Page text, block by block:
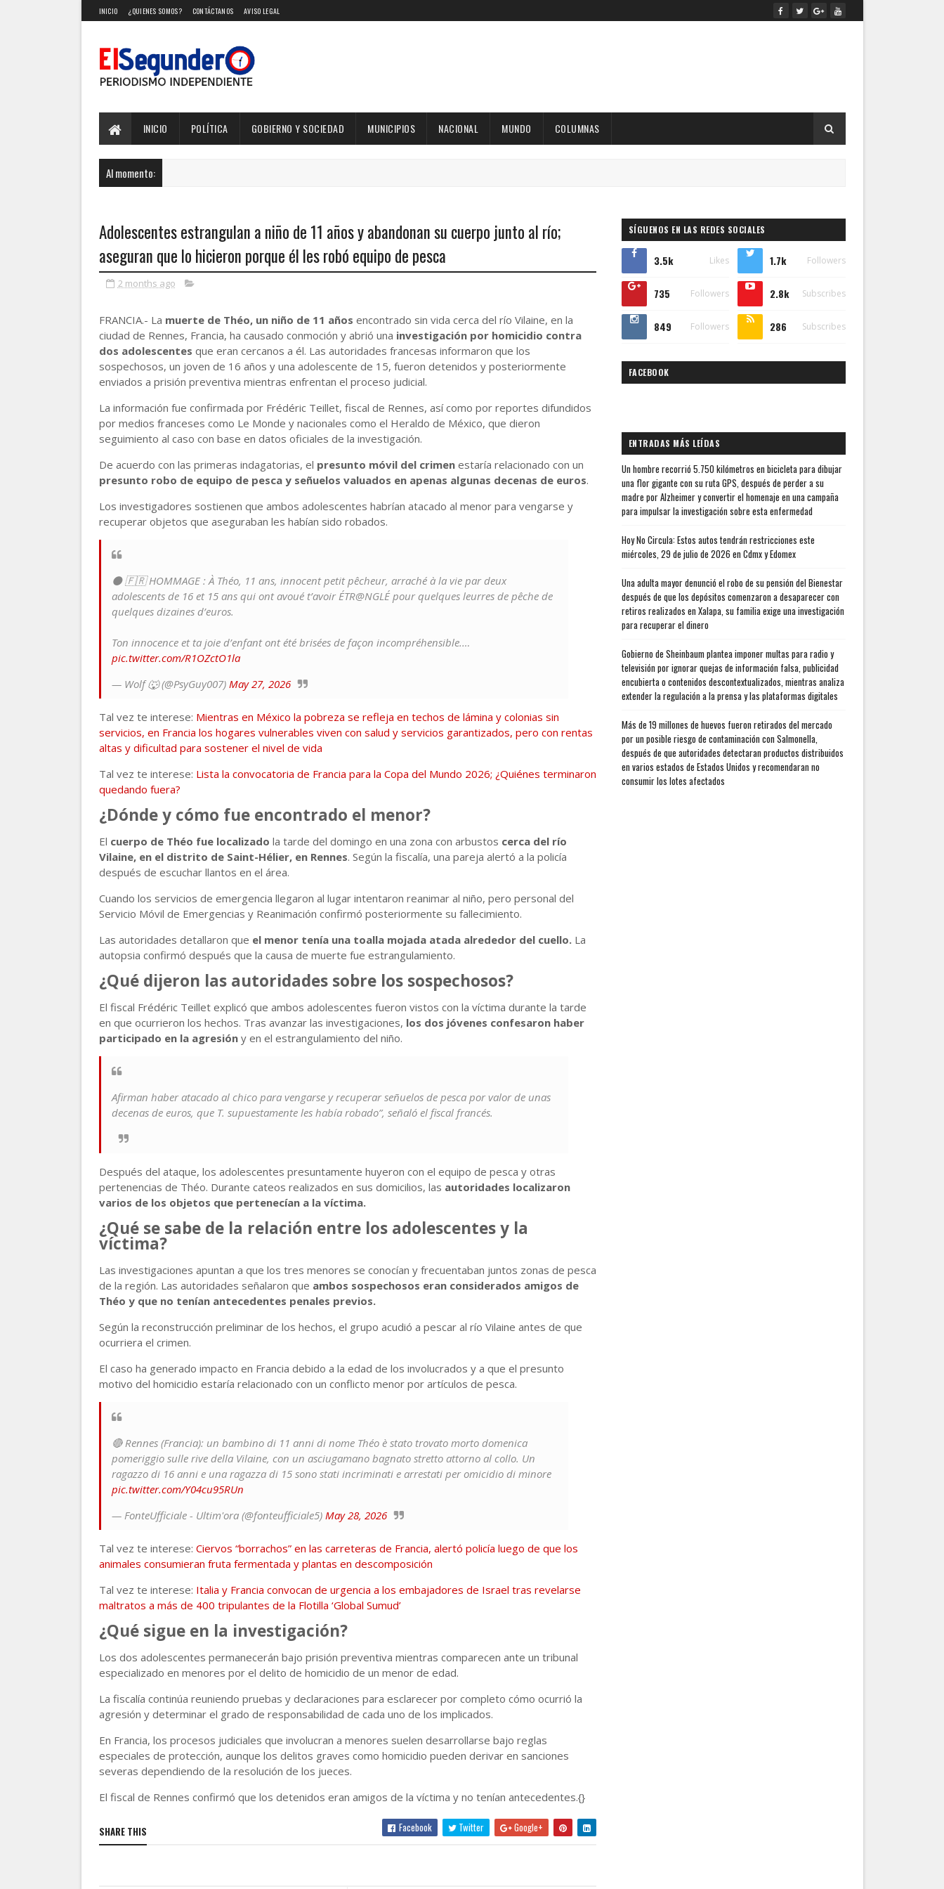
INICIO ¿QUIENES SOMOS? CONTÁCTANOS AVISO LEGAL
INICIO POLÍTICA GOBIERNO Y SOCIEDAD MUNICIPIOS NACIONAL MUNDO COLUMNAS
Al momento:
Adolescentes estrangulan a niño de 11 años y abandonan su cuerpo junto al río;
aseguran que lo hicieron porque él les robó equipo de pesca
2 months ago
FRANCIA.- La muerte de Théo, un niño de 11 años encontrado sin vida cerca del río Vilaine, en la
ciudad de Rennes, Francia, ha causado conmoción y abrió una investigación por homicidio contra
dos adolescentes que eran cercanos a él. Las autoridades francesas informaron que los
sospechosos, un joven de 16 años y una adolescente de 15, fueron detenidos y posteriormente
enviados a prisión preventiva mientras enfrentan el proceso judicial.
La información fue confirmada por Frédéric Teillet, fiscal de Rennes, así como por reportes difundidos
por medios franceses como Le Monde y nacionales como el Heraldo de México, que dieron
seguimiento al caso con base en datos oficiales de la investigación.
De acuerdo con las primeras indagatorias, el presunto móvil del crimen estaría relacionado con un
presunto robo de equipo de pesca y señuelos valuados en apenas algunas decenas de euros.
Los investigadores sostienen que ambos adolescentes habrían atacado al menor para vengarse y
recuperar objetos que aseguraban les habían sido robados.
⚫️ 🇫🇷 HOMMAGE : À Théo, 11 ans, innocent petit pêcheur, arraché à la vie par deux
adolescents de 16 et 15 ans qui ont avoué t’avoir ÉTR@NGLÉ pour quelques leurres de pêche de
quelques dizaines d’euros.
Ton innocence et ta joie d’enfant ont été brisées de façon incompréhensible.…
pic.twitter.com/R1OZctO1la
— Wolf 🐺 (@PsyGuy007) May 27, 2026
Tal vez te interese: Mientras en México la pobreza se refleja en techos de lámina y colonias sin
servicios, en Francia los hogares vulnerables viven con salud y servicios garantizados, pero con rentas
altas y dificultad para sostener el nivel de vida
Tal vez te interese: Lista la convocatoria de Francia para la Copa del Mundo 2026; ¿Quiénes terminaron
quedando fuera?
¿Dónde y cómo fue encontrado el menor?
El cuerpo de Théo fue localizado la tarde del domingo en una zona con arbustos cerca del río
Vilaine, en el distrito de Saint-Hélier, en Rennes. Según la fiscalía, una pareja alertó a la policía
después de escuchar llantos en el área.
Cuando los servicios de emergencia llegaron al lugar intentaron reanimar al niño, pero personal del
Servicio Móvil de Emergencias y Reanimación confirmó posteriormente su fallecimiento.
Las autoridades detallaron que el menor tenía una toalla mojada atada alrededor del cuello. La
autopsia confirmó después que la causa de muerte fue estrangulamiento.
¿Qué dijeron las autoridades sobre los sospechosos?
El fiscal Frédéric Teillet explicó que ambos adolescentes fueron vistos con la víctima durante la tarde
en que ocurrieron los hechos. Tras avanzar las investigaciones, los dos jóvenes confesaron haber
participado en la agresión y en el estrangulamiento del niño.
Afirman haber atacado al chico para vengarse y recuperar señuelos de pesca por valor de unas
decenas de euros, que T. supuestamente les había robado”, señaló el fiscal francés.
Después del ataque, los adolescentes presuntamente huyeron con el equipo de pesca y otras
pertenencias de Théo. Durante cateos realizados en sus domicilios, las autoridades localizaron
varios de los objetos que pertenecían a la víctima.
¿Qué se sabe de la relación entre los adolescentes y la
víctima?
Las investigaciones apuntan a que los tres menores se conocían y frecuentaban juntos zonas de pesca
de la región. Las autoridades señalaron que ambos sospechosos eran considerados amigos de
Théo y que no tenían antecedentes penales previos.
Según la reconstrucción preliminar de los hechos, el grupo acudió a pescar al río Vilaine antes de que
ocurriera el crimen.
El caso ha generado impacto en Francia debido a la edad de los involucrados y a que el presunto
motivo del homicidio estaría relacionado con un conflicto menor por artículos de pesca.
🔴 Rennes (Francia): un bambino di 11 anni di nome Théo è stato trovato morto domenica
pomeriggio sulle rive della Vilaine, con un asciugamano bagnato stretto attorno al collo. Un
ragazzo di 16 anni e una ragazza di 15 sono stati incriminati e arrestati per omicidio di minore
pic.twitter.com/Y04cu95RUn
— FonteUfficiale - Ultim'ora (@fonteufficiale5) May 28, 2026
Tal vez te interese: Ciervos “borrachos” en las carreteras de Francia, alertó policía luego de que los
animales consumieran fruta fermentada y plantas en descomposición
Tal vez te interese: Italia y Francia convocan de urgencia a los embajadores de Israel tras revelarse
maltratos a más de 400 tripulantes de la Flotilla ‘Global Sumud’
¿Qué sigue en la investigación?
Los dos adolescentes permanecerán bajo prisión preventiva mientras comparecen ante un tribunal
especializado en menores por el delito de homicidio de un menor de edad.
La fiscalía continúa reuniendo pruebas y declaraciones para esclarecer por completo cómo ocurrió la
agresión y determinar el grado de responsabilidad de cada uno de los implicados.
En Francia, los procesos judiciales que involucran a menores suelen desarrollarse bajo reglas
especiales de protección, aunque los delitos graves como homicidio pueden derivar en sanciones
severas dependiendo de la resolución de los jueces.
El fiscal de Rennes confirmó que los detenidos eran amigos de la víctima y no tenían antecedentes.{}
SHARE THIS Facebook Twitter Google+
SÍGUENOS EN LAS REDES SOCIALES
3.5k Likes 1.7k Followers
735 Followers 2.8k Subscribes
849 Followers 286 Subscribes
FACEBOOK
ENTRADAS MÁS LEÍDAS
Un hombre recorrió 5.750 kilómetros en bicicleta para dibujar
una flor gigante con su ruta GPS, después de perder a su
madre por Alzheimer y convertir el homenaje en una campaña
para impulsar la investigación sobre esta enfermedad
Hoy No Circula: Estos autos tendrán restricciones este
miércoles, 29 de julio de 2026 en Cdmx y Edomex
Una adulta mayor denunció el robo de su pensión del Bienestar
después de que los depósitos comenzaron a desaparecer con
retiros realizados en Xalapa, su familia exige una investigación
para recuperar el dinero
Gobierno de Sheinbaum plantea imponer multas para radio y
televisión por ignorar quejas de información falsa, publicidad
encubierta o contenidos descontextualizados, mientras analiza
extender la regulación a la prensa y las plataformas digitales
Más de 19 millones de huevos fueron retirados del mercado
por un posible riesgo de contaminación con Salmonella,
después de que autoridades detectaran productos distribuidos
en varios estados de Estados Unidos y recomendaran no
consumir los lotes afectados